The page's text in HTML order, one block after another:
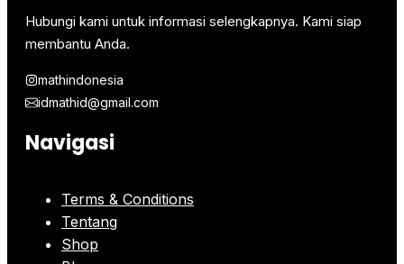
Hubungi kami untuk informasi selengkapnya. Kami siap
membantu Anda.
mathindonesia
idmathid@gmail.com
Navigasi
Terms & Conditions
Tentang
Shop